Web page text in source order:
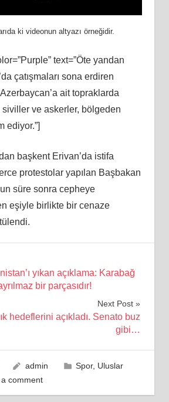
ki videonun altyazı örneğidir.
text=”Öte yandan
çatışmaları sona erdiren
ait topraklarda
ve askerler, bölgeden
ediyor.”]
başkent Erivan’da istifa
protestolar yapılan Başbakan
süre sonra cepheye
eşiyle birlikte bir cenaze
yıkan açıklama: Karabağ
bir parçasıdır!
Next Post
hedeflerini açıkladı. Senato buz
gibi…
admin Spor, Uluslar
comment